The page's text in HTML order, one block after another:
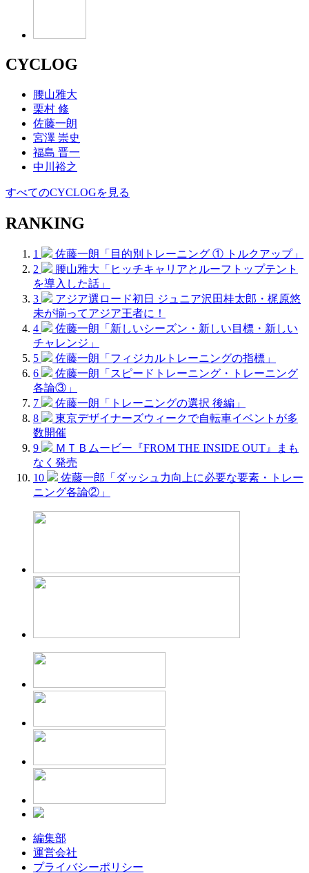
CYCLOG
腰山雅大
栗村 修
佐藤一朗
宮澤 崇史
福島 晋一
中川裕之
すべてのCYCLOGを見る
RANKING
1
佐藤一朗「目的別トレーニング ① トルクアップ」
2
腰山雅大「ヒッチキャリアとルーフトップテント
を導入した話」
3
アジア選ロード初日 ジュニア沢田桂太郎・梶原悠
未が揃ってアジア王者に！
4
佐藤一朗「新しいシーズン・新しい目標・新しい
チャレンジ」
5
佐藤一朗「フィジカルトレーニングの指標」
6
佐藤一朗「スピードトレーニング・トレーニング
各論③」
7
佐藤一朗「トレーニングの選択 後編」
8
東京デザイナーズウィークで自転車イベントが多
数開催
9
ＭＴＢムービー『FROM THE INSIDE OUT』まも
なく発売
10
佐藤一郎「ダッシュ力向上に必要な要素・トレー
ニング各論②」
編集部
運営会社
プライバシーポリシー